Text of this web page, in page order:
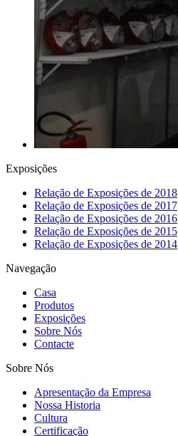
Exposições
Relação de Exposições de 2018
Relação de Exposições de 2017
Relação de Exposições de 2016
Relação de Exposições de 2015
Relação de Exposições de 2014
Navegação
Casa
Produtos
Exposições
Sobre Nós
Contacte
Sobre Nós
Apresentação da Empresa
Nossa Historia
Cultura
Certificação